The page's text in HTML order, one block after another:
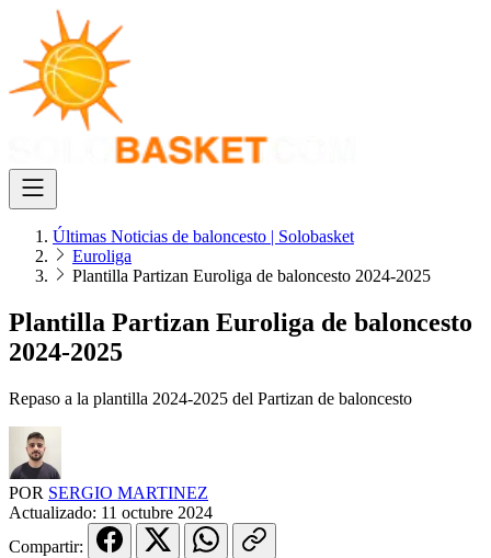
Últimas Noticias de baloncesto | Solobasket
Euroliga
Plantilla Partizan Euroliga de baloncesto 2024-2025
Plantilla Partizan Euroliga de baloncesto
2024-2025
Repaso a la plantilla 2024-2025 del Partizan de baloncesto
POR SERGIO MARTINEZ
Actualizado: 11 octubre 2024
Compartir: